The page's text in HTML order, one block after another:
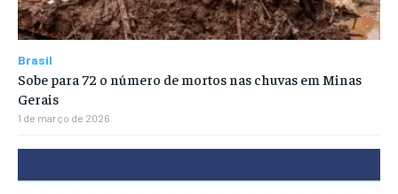
Brasil
Sobe para 72 o número de mortos nas chuvas em Minas
Gerais
1 de março de 2026